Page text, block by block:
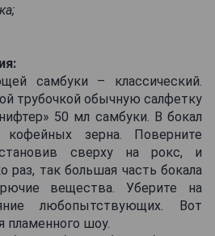
самбуки – классический.
трубочкой обычную салфетку
50 мл самбуки. В бокал
зерна. Поверните
сверху на рокс, и
раз, так большая часть бокала
вещества. Уберите на
любопытствующих. Вот
пламенного шоу.